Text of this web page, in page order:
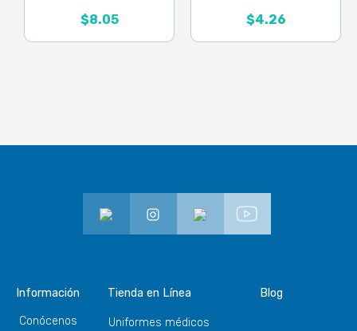
$8.05 $4.26
Información
Conócenos
Tienda en Línea
Uniformes médicos
Blog